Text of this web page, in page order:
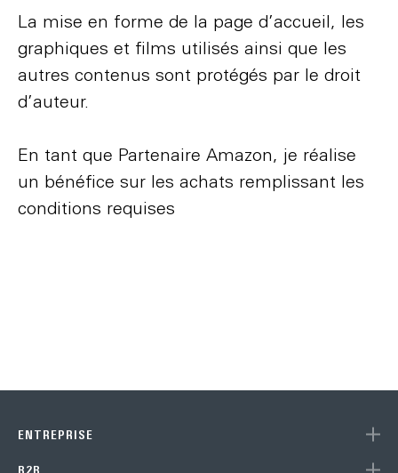
La mise en forme de la page d’accueil, les
graphiques et films utilisés ainsi que les
autres contenus sont protégés par le droit
d’auteur.
En tant que Partenaire Amazon, je réalise
un bénéfice sur les achats remplissant les
conditions requises
ENTREPRISE